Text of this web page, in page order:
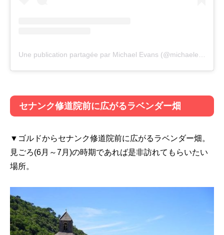
セナンク修道院前に広がるラベンダー畑
▼ゴルドからセナンク修道院前に広がるラベンダー畑。
見ごろ(6月～7月)の時期であれば是非訪れてもらいたい
場所。